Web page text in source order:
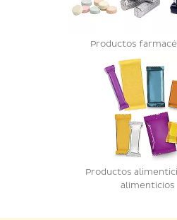
Productos
Productos
alimenticios